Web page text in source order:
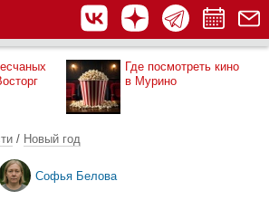
Где посмотреть кино
в Мурино
/ Новый год
Софья Белова